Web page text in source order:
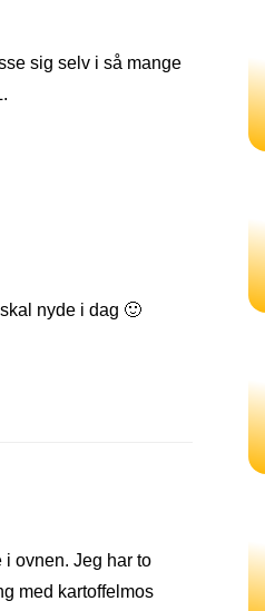
sig selv i så mange
nyde i dag 🙂
i ovnen. Jeg har to
med kartoffelmos